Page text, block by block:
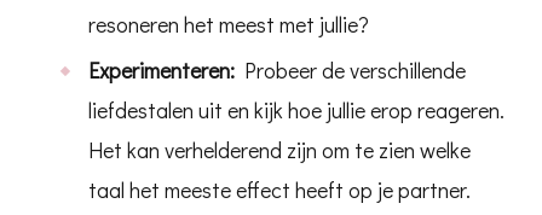
resoneren het meest met jullie?
Experimenteren: Probeer de verschillende
liefdestalen uit en kijk hoe jullie erop reageren.
Het kan verhelderend zijn om te zien welke
taal het meeste effect heeft op je partner.